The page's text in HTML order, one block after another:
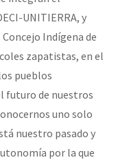
UNITIERRA, y
Indígena de
zapatistas, en el
pueblos
futuro de nuestros
uno solo
nuestro pasado y
por la que